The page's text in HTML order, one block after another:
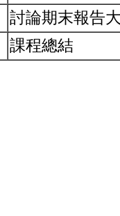
討論期末報告
課程總結